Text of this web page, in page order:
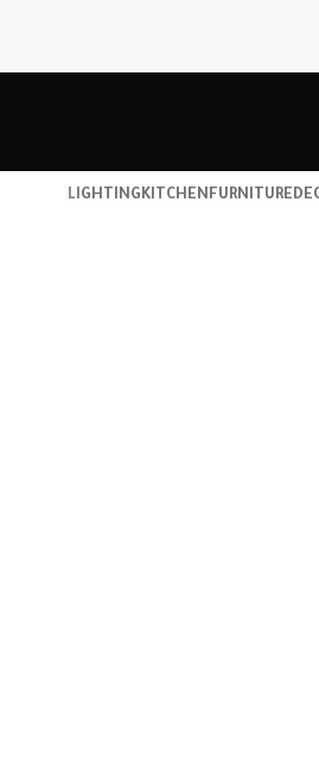
FURNITURE
KITCHEN
LIGHTING